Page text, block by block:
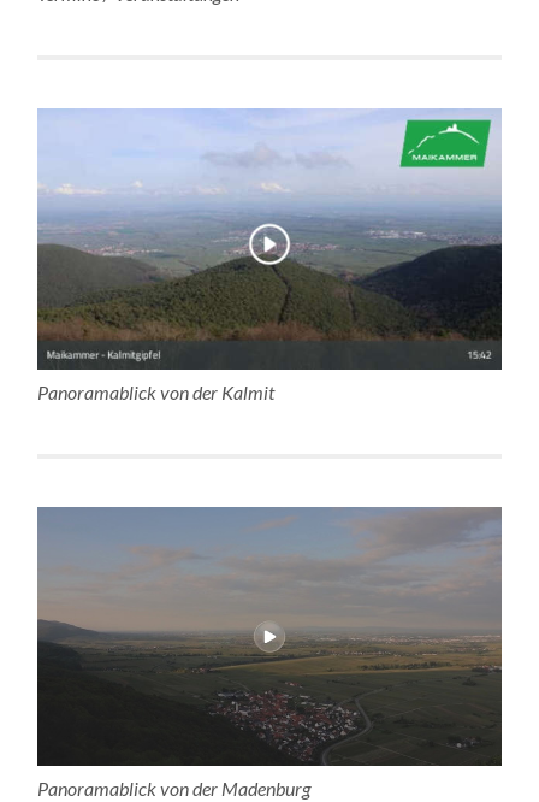
Panoramablick von der Kalmit
Panoramablick von der Madenburg